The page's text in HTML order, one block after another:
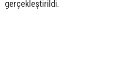
gerçekleştirildi.